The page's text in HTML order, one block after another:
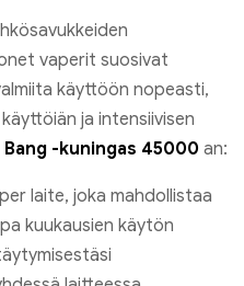
vaperit suosivat
käyttöön nopeasti,
ja intensiivisen
Bang -kuningas 45000 an:
laite, joka mahdollistaa
kuukausien käytön